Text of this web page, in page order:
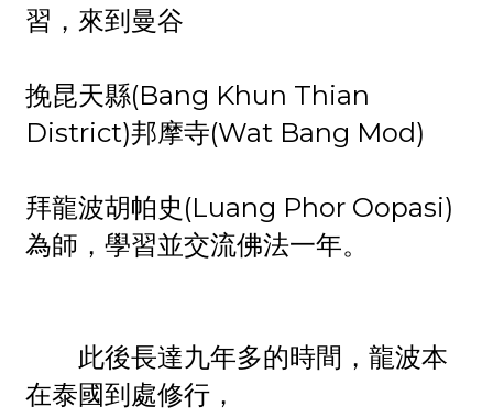
習，來到曼谷
挽昆天縣(Bang Khun Thian
District)邦摩寺(Wat Bang Mod)
拜龍波胡帕史(Luang Phor Oopasi)
為師，學習並交流佛法一年。
此後長達九年多的時間，龍波本
在泰國到處修行，